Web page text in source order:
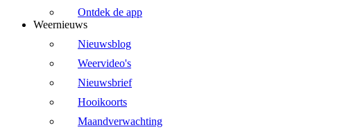
Ontdek de app
Weernieuws
Nieuwsblog
Weervideo's
Nieuwsbrief
Hooikoorts
Maandverwachting